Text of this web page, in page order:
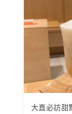
大直必訪甜